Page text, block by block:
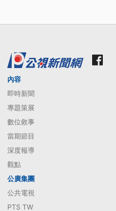
內容
即時新聞
專題策展
數位敘事
當期節目
深度報導
觀點
公廣集團
公共電視
PTS TW